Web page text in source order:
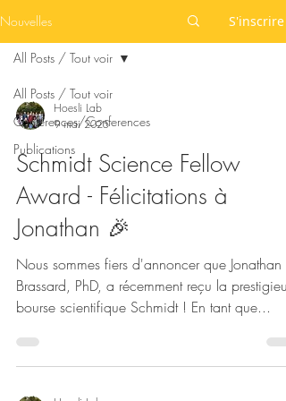
Nouvelles S'inscrire
All Posts / Tout voir
Conférences/Conferences
Publications
All Posts / Tout voir
Hoesli Lab
9 mai 2025
Schmidt Science Fellow
Award - Félicitations à
Jonathan 🎉
Nous sommes fiers d'annoncer que Jonathan
Brassard, PhD, a récemment reçu la
bourse scientifique Schmidt ! En tant que...